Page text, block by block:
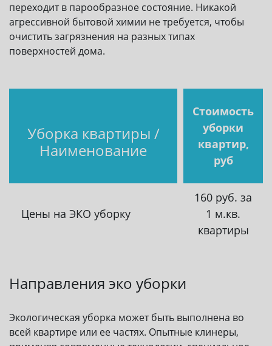
переходит в парообразное состояние. Никакой
агрессивной бытовой химии не требуется, чтобы
очистить загрязнения на разных типах
поверхностей дома.
Уборка квартиры /
Наименование
Стоимость
уборки
квартир,
руб
Цены на ЭКО уборку
160 руб. за
1 м.кв.
квартиры
Направления эко уборки
Экологическая уборка может быть выполнена во
всей квартире или ее частях. Опытные клинеры,